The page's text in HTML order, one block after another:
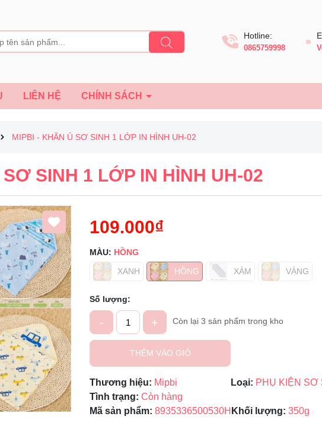
Hotline:
0865759998
LIÊN HỆ CHÍNH SÁCH
MIPBI - KHĂN Ủ SƠ SINH 1 LỚP IN HÌNH UH-02
SINH 1 LỚP IN HÌNH UH-02
109.000₫
MÀU: HỒNG
XANH
HỒNG XÁM VÀNG
Số lượng:
- + Còn lại 3 sản phẩm trong kho
THÊM VÀO GIỎ
Thương hiệu: Mipbi Loại: PHỤ KIỆN SƠ
Tình trạng: Còn hàng
Mã sản phẩm: 8935336500530H Khối lượng: 350g
Ngày hết hạn:
Điều kiện: